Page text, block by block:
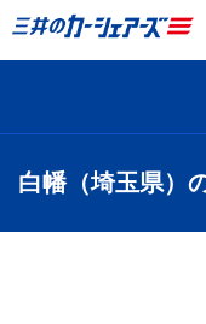
白幡（埼玉県）